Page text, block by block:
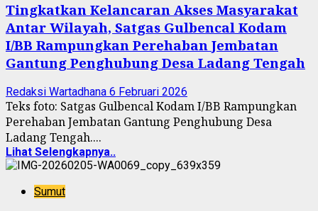
Tingkatkan Kelancaran Akses Masyarakat
Antar Wilayah, Satgas Gulbencal Kodam
I/BB Rampungkan Perehaban Jembatan
Gantung Penghubung Desa Ladang Tengah
Redaksi Wartadhana 6 Februari 2026
Teks foto: Satgas Gulbencal Kodam I/BB Rampungkan
Perehaban Jembatan Gantung Penghubung Desa
Ladang Tengah....
Lihat Selengkapnya..
Sumut